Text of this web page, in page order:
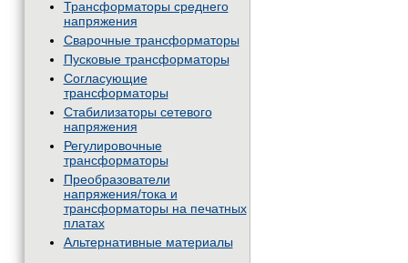
Трансформаторы среднего
напряжения
Сварочные трансформаторы
Пусковые трансформаторы
Согласующие
трансформаторы
Стабилизаторы сетевого
напряжения
Регулировочные
трансформаторы
Преобразователи
напряжения/тока и
трансформаторы на печатных
платах
Альтернативные материалы